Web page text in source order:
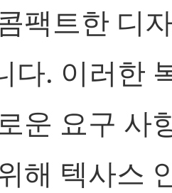
팩트한 디
다. 이러한
운 요구 사
해 텍사스